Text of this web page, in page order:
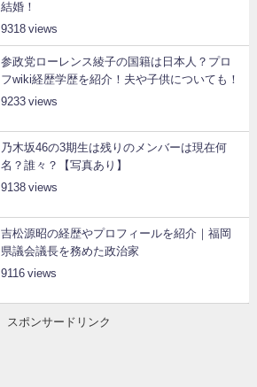
結婚！
9318
参政党ローレンス綾子の国籍は日本人？プロ
フwiki経歴学歴を紹介！夫や子供についても！
9233
乃木坂46の3期生は残りのメンバーは現在何
名？誰々？【写真あり】
9138
吉松源昭の経歴やプロフィールを紹介｜福岡
県議会議長を務めた政治家
9116
スポンサードリンク